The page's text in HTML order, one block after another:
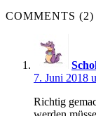
COMMENTS (2)
7. Juni 2018
Richtig